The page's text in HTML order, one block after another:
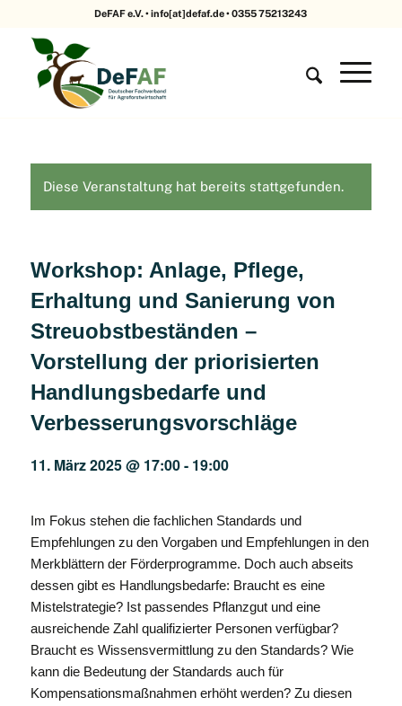
DeFAF e.V. • info[at]defaf.de • 0355 75213243
Diese Veranstaltung hat bereits stattgefunden.
Workshop: Anlage, Pflege,
Erhaltung und Sanierung von
Streuobstbeständen –
Vorstellung der priorisierten
Handlungsbedarfe und
Verbesserungsvorschläge
11. März 2025 @ 17:00- 19:00
Im Fokus stehen die fachlichen Standards und
Empfehlungen zu den Vorgaben und Empfehlungen in den
Merkblättern der Förderprogramme. Doch auch abseits
dessen gibt es Handlungsbedarfe: Braucht es eine
Mistelstrategie? Ist passendes Pflanzgut und eine
ausreichende Zahl qualifizierter Personen verfügbar?
Braucht es Wissensvermittlung zu den Standards? Wie
kann die Bedeutung der Standards auch für
Kompensationsmaßnahmen erhöht werden? Zu diesen